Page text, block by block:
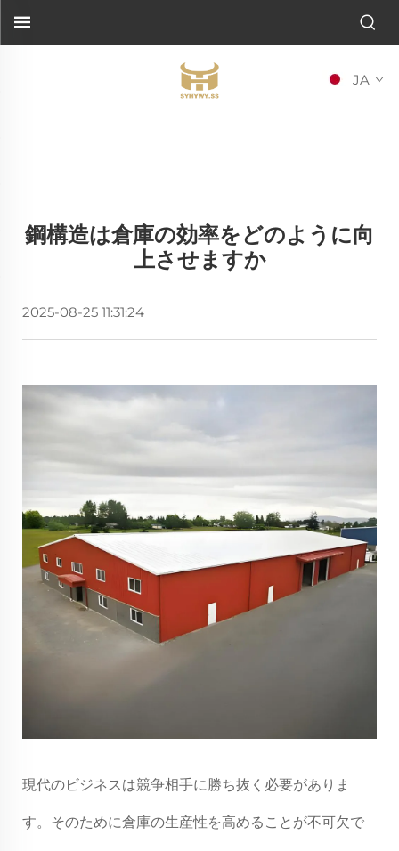
JA
鋼構造は倉庫の効率をどのように向
上させますか
2025-08-25 11:31:24
現代のビジネスは競争相手に勝ち抜く必要がありま
す。そのために倉庫の生産性を高めることが不可欠で